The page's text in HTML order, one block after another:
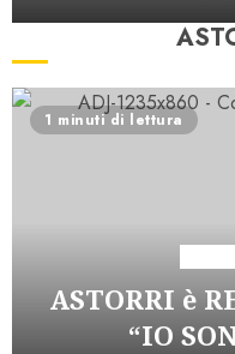
1 minuti di lettura
ASTORRI è
“IO